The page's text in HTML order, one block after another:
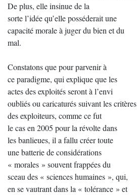
De plus, elle insinue de la
sorte l’idée qu’elle posséderait une
capacité morale à juger du bien et du
mal.
Constatons que pour parvenir à
ce paradigme, qui explique que les
actes des exploités seront à l’envi
oubliés ou caricaturés suivant les critères
des exploiteurs, comme ce fut
le cas en 2005 pour la révolte dans
les banlieues, il a fallu créer toute
une batterie de considérations
« morales » souvent frappées du
sceau des « sciences humaines », qui,
en se vautrant dans la « tolérance » et